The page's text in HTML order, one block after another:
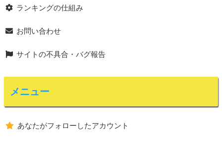
ランキングの仕組み
お問い合わせ
サイトの不具合・バグ報告
メニュー
あなたがフォローしたアカウント